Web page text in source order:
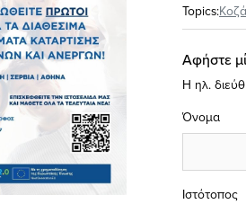
Topics:
Αφήστε
Η ηλ.
Όνομα
Ιστότοπος